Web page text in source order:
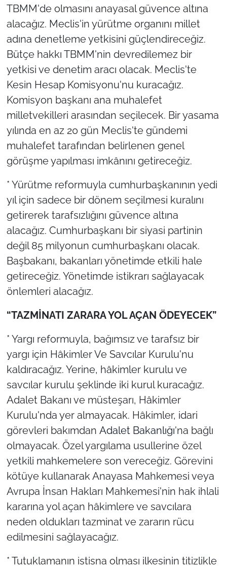
TBMM'de olmasını anayasal güvence altına
alacağız. Meclis'in yürütme organını millet
adına denetleme yetkisini güçlendireceğiz.
Bütçe hakkı TBMM'nin devredilemez bir
yetkisi ve denetim aracı olacak. Meclis'te
Kesin Hesap Komisyonu'nu kuracağız.
Komisyon başkanı ana muhalefet
milletvekilleri arasından seçilecek. Bir yasama
yılında en az 20 gün Meclis'te gündemi
muhalefet tarafından belirlenen genel
görüşme yapılması imkânını getireceğiz.
* Yürütme reformuyla cumhurbaşkanının yedi
yıl için sadece bir dönem seçilmesi kuralını
getirerek tarafsızlığını güvence altına
alacağız. Cumhurbaşkanı bir siyasi partinin
değil 85 milyonun cumhurbaşkanı olacak.
Başbakanı, bakanları yönetimde etkili hale
getireceğiz. Yönetimde istikrarı sağlayacak
önlemleri alacağız.
“TAZMİNATI ZARARA YOL AÇAN ÖDEYECEK”
* Yargı reformuyla, bağımsız ve tarafsız bir
yargı için Hâkimler Ve Savcılar Kurulu'nu
kaldıracağız. Yerine, hâkimler kurulu ve
savcılar kurulu şeklinde iki kurul kuracağız.
Adalet Bakanı ve müsteşarı, Hâkimler
Kurulu'nda yer almayacak. Hâkimler, idari
görevleri bakımdan Adalet Bakanlığı'na bağlı
olmayacak. Özel yargılama usullerine özel
yetkili mahkemelere son vereceğiz. Görevini
kötüye kullanarak Anayasa Mahkemesi veya
Avrupa İnsan Hakları Mahkemesi'nin hak ihlali
kararına yol açan hâkimlere ve savcılara
neden oldukları tazminat ve zararın rücu
edilmesini sağlayacağız.
* Tutuklamanın istisna olması ilkesinin titizlikle